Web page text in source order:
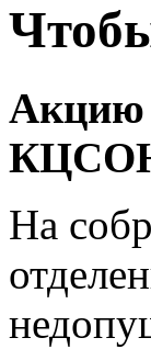
Акцию
КЦСОН
На